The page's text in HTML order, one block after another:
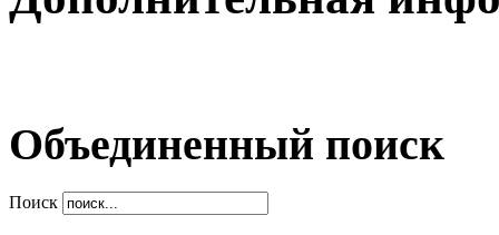
Объединенный поиск
Поиск